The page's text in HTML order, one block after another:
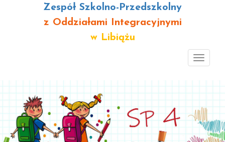
Zespół Szkolno-Przedszkolny
z Oddziałami Integracyjnymi
w Libiążu